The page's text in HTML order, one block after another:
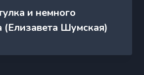
и немного
(Елизавета Шумская)